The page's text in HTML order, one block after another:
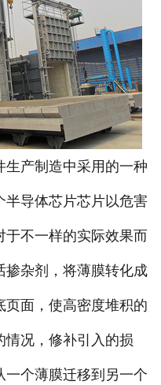
生产制造中采用的一种
半导体芯片芯片以危害
不一样的实际效果而
掺杂剂，将薄膜转化成
面，使高密度堆积的
情况，修补引入的损
个薄膜迁移到另一个